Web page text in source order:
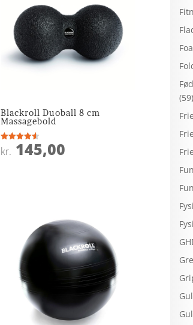
Blackroll Duoball 8 cm
Massagebold
Vurderet
4.6
kr. 145,00
(59)